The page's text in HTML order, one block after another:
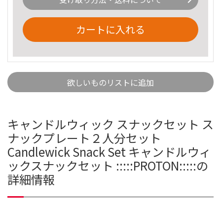
カートに入れる
欲しいものリストに追加
キャンドルウィック スナックセット ス
ナックプレート２人分セット
Candlewick Snack Set キャンドルウィ
ックスナックセット :::::PROTON:::::の
詳細情報